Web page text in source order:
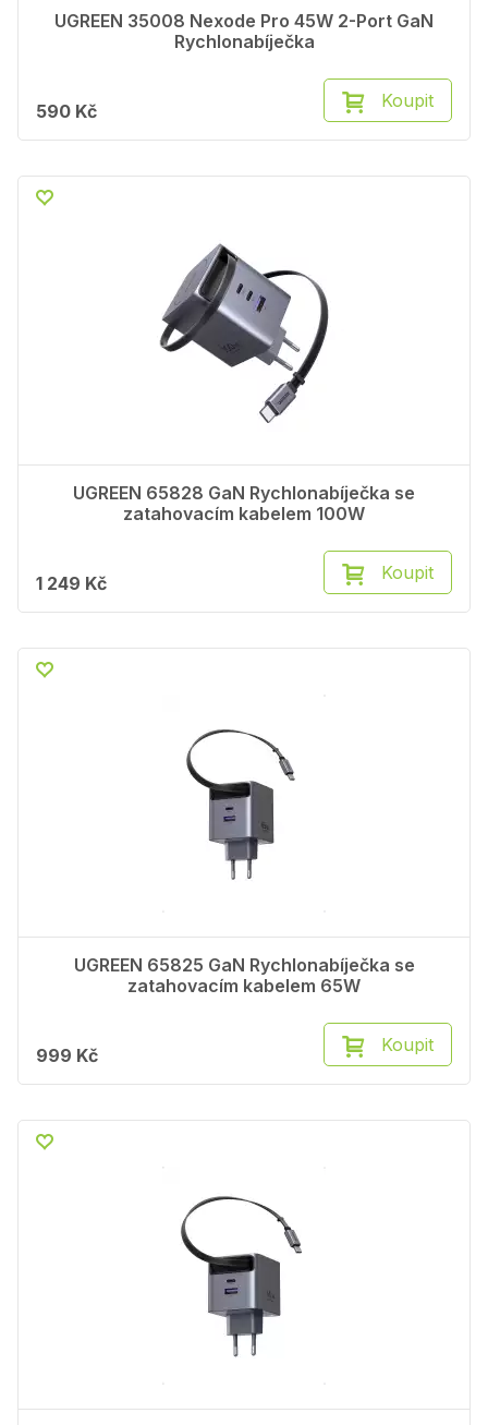
UGREEN 35008 Nexode Pro 45W 2-Port GaN
Rychlonabíječka
590 Kč Koupit
UGREEN 65828 GaN Rychlonabíječka se
zatahovacím kabelem 100W
1 249 Kč Koupit
UGREEN 65825 GaN Rychlonabíječka se
zatahovacím kabelem 65W
999 Kč Koupit